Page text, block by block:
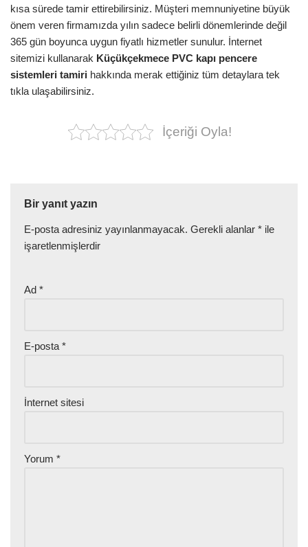
kısa sürede tamir ettirebilirsiniz. Müşteri memnuniyetine büyük
önem veren firmamızda yılın sadece belirli dönemlerinde değil
365 gün boyunca uygun fiyatlı hizmetler sunulur. İnternet
sitemizi kullanarak Küçükçekmece PVC kapı pencere
sistemleri tamiri hakkında merak ettiğiniz tüm detaylara tek
tıkla ulaşabilirsiniz.
İçeriği Oyla!
Bir yanıt yazın
E-posta adresiniz yayınlanmayacak. Gerekli alanlar * ile
işaretlenmişlerdir
Ad *
E-posta *
İnternet sitesi
Yorum *